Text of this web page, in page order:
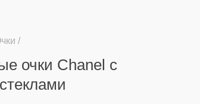
очки Chanel с